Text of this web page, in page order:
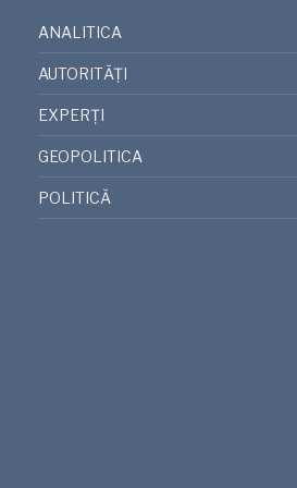
ANALITICA
AUTORITĂȚI
EXPERȚI
GEOPOLITICA
POLITICĂ